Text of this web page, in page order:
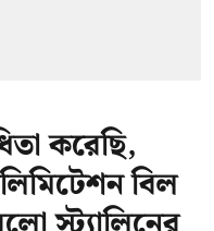
করেছি,
বিল